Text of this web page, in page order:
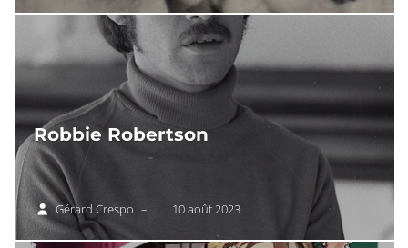
Robbie Robertson
Gérard Crespo – 10 août 2023